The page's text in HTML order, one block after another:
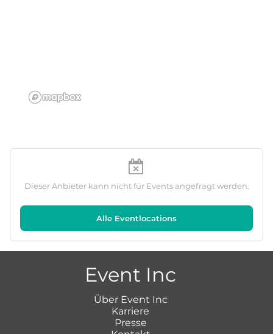
Dieser Anbieter kann nicht für Events angefragt werden.
Alle Eventlocations
Event Inc
Über Event Inc
Karriere
Presse